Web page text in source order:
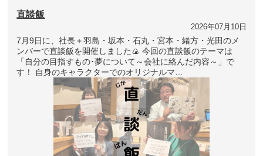
直談飯
2026年07月10日
7月9日に、社長＋羽島・坂本・石丸・宮本・緒方・光田のメ
ンバーで直談飯を開催しました🍙 今回の直談飯のテーマは
「自分の目指すもの･夢について～会社に絡んだ内容～」で
す！ 自身のキャラクターでのオリジナルマ…